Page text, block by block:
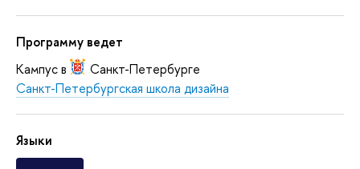
Программу ведет
Кампус в
Санкт-Петербурге
Санкт-Петербургская школа дизайна
Языки